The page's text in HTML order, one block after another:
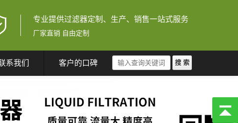
专业提供过滤器定制、生产、销售一站式服务
厂家直销 自由定制
系我们 客户的口碑